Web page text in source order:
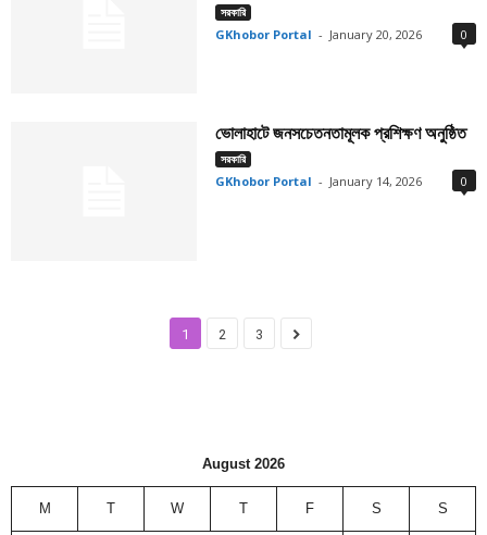
সরকারি
GKhobor Portal - January 20, 2026 0
ভোলাহাটে জনসচেতনতামূলক প্রশিক্ষণ অনুষ্ঠিত
সরকারি
GKhobor Portal - January 14, 2026 0
1 2 3
August 2026
M T W T F S S